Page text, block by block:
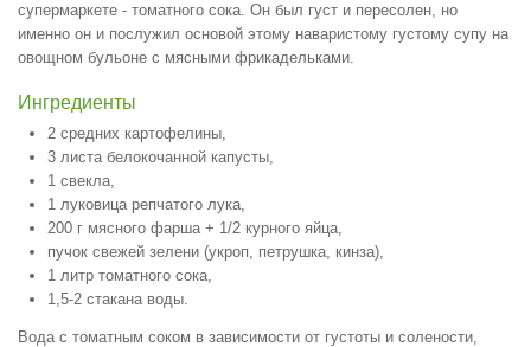
супермаркете - томатного сока. Он был густ и пересолен, но
именно он и послужил основой этому наваристому густому супу на
овощном бульоне с мясными фрикадельками.
Ингредиенты
2 средних картофелины,
3 листа белокочанной капусты,
1 свекла,
1 луковица репчатого лука,
200 г мясного фарша + 1/2 курного яйца,
пучок свежей зелени (укроп, петрушка, кинза),
1 литр томатного сока,
1,5-2 стакана воды.
Вода с томатным соком в зависимости от густоты и солености,